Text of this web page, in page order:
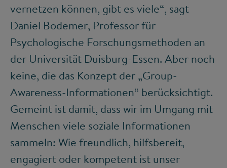
vernetzen können, gibt es viele“, sagt
Daniel Bodemer, Professor für
Psychologische Forschungsmethoden an
der Universität Duisburg-Essen. Aber noch
keine, die das Konzept der „Group-
Awareness-Informationen“ berücksichtigt.
Gemeint ist damit, dass wir im Umgang mit
Menschen viele soziale Informationen
sammeln: Wie freundlich, hilfsbereit,
engagiert oder kompetent ist unser